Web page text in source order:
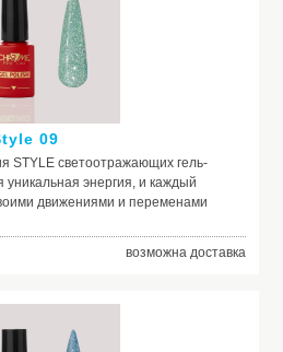
09
STYLE светоотражающих гель-
уникальная энергия, и каждый
движениями и переменами
образы. плотная текстура
количество
возможна доставка